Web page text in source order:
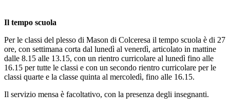
Il tempo scuola
Per le classi del plesso di Mason di Colceresa il tempo scuola è di 27
ore, con settimana corta dal lunedì al venerdì, articolato in mattine
dalle 8.15 alle 13.15, con un rientro curricolare al lunedì fino alle
16.15 per tutte le classi e con un secondo rientro curricolare per le
classi quarte e la classe quinta al mercoledì, fino alle 16.15.
Il servizio mensa è facoltativo, con la presenza degli insegnanti.